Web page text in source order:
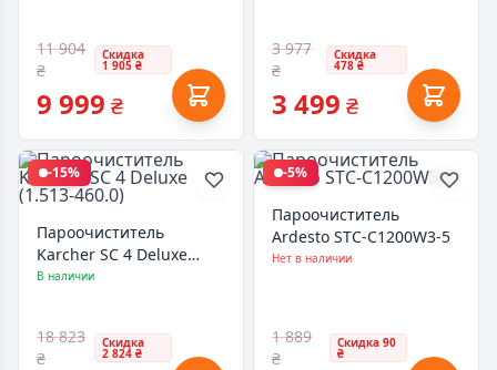
11 904
₴
Скидка
1 905 ₴
9 999 ₴
3 977
₴
Скидка
478 ₴
3 499 ₴
-15%
Пароочиститель
Karcher SC 4 Deluxe
(1.513-460.0)
В наличии
18 823
₴
Скидка
2 824 ₴
-5%
Пароочиститель
Ardesto STC-C1200W3-5
Нет в наличии
1 889
₴
Скидка 90
₴